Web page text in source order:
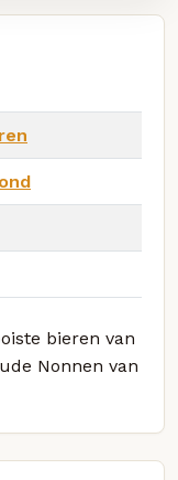
bieren van
Nonnen van